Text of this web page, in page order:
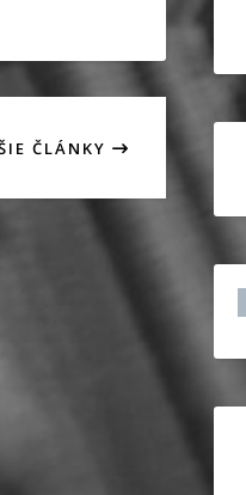
ČLÁNKY